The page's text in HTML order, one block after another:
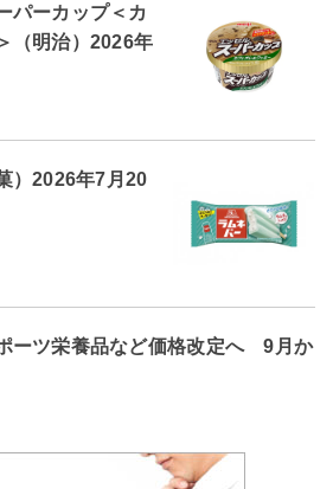
ーカップ＜カ
（明治）2026年
）2026年7月20
ーツ栄養品など価格改定へ 9月か